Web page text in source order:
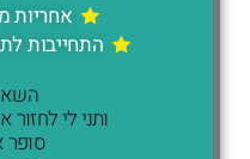
אחריות
התחייבות
ותני לי
סופר